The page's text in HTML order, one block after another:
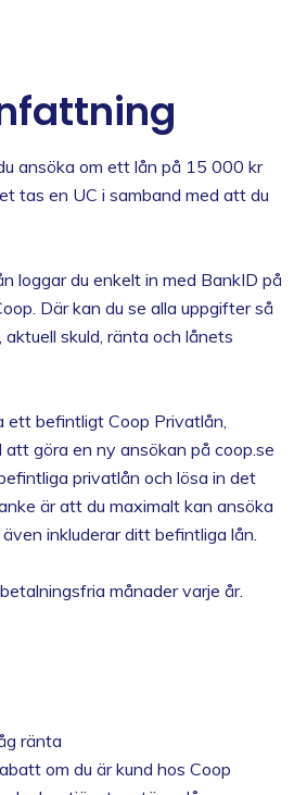
ansöka om ett lån på 15 000 kr
tas en UC i samband med att du
loggar du enkelt in med BankID på
Där kan du se alla uppgifter så
skuld, ränta och lånets
ett befintligt Coop Privatlån,
göra en ny ansökan på coop.se
privatlån och lösa in det
är att du maximalt kan ansöka
inkluderar ditt befintliga lån.
månader varje år.
ränta
om du är kund hos Coop